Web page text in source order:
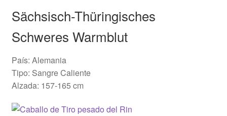
Sächsisch-Thüringisches
Schweres Warmblut
País: Alemania
Tipo: Sangre Caliente
Alzada: 157-165 cm